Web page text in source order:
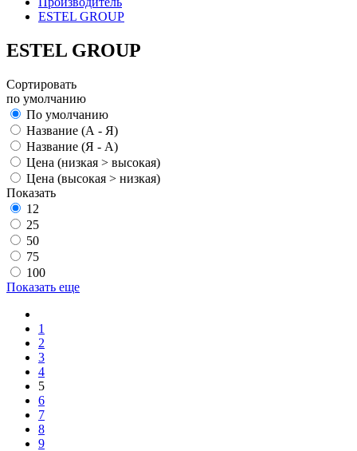
ESTEL GROUP
ESTEL GROUP
Сортировать
по умолчанию
По умолчанию
Название (А - Я)
Название (Я - А)
Цена (низкая > высокая)
Цена (высокая > низкая)
Показать
12
25
50
75
100
Показать еще
1
2
3
4
5
6
7
8
9